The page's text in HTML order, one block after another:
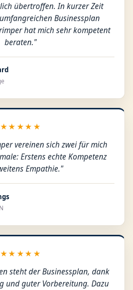
übertroffen. In kurzer Zeit
Businessplan
hat mich sehr kompetent
beraten."
★★★★★
vereinen sich zwei für mich
Erstens echte Kompetenz
Empathie."
★★★★★
steht der Businessplan, dank
und guter Vorbereitung. Dazu